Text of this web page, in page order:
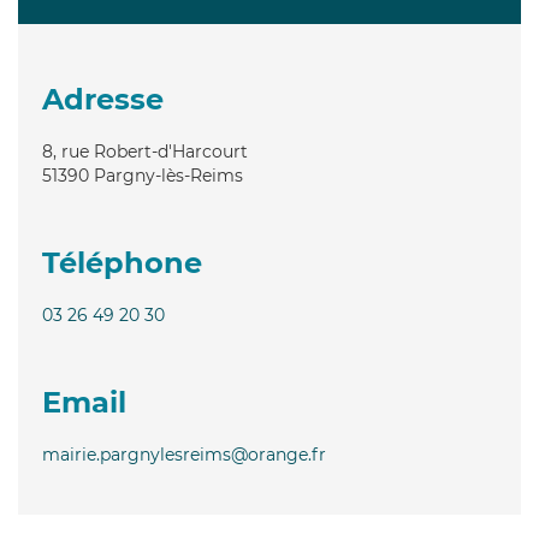
Adresse
8, rue Robert-d'Harcourt
51390 Pargny-lès-Reims
Téléphone
03 26 49 20 30
Email
mairie.pargnylesreims@orange.fr